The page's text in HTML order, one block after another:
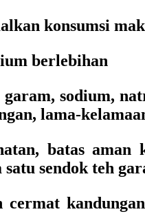
konsumsi
berlebihan
sodium,
lama-
batas
sendok teh
cermat